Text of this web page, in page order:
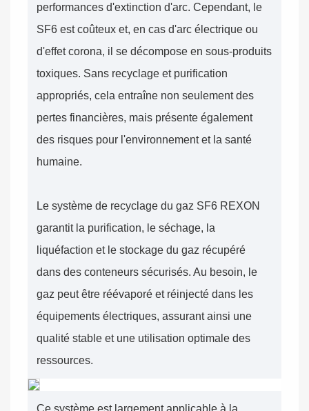
performances d'extinction d'arc. Cependant, le
SF6 est coûteux et, en cas d'arc électrique ou
d'effet corona, il se décompose en sous-produits
toxiques. Sans recyclage et purification
appropriés, cela entraîne non seulement des
pertes financières, mais présente également
des risques pour l'environnement et la santé
humaine.
Le système de recyclage du gaz SF6 REXON
garantit la purification, le séchage, la
liquéfaction et le stockage du gaz récupéré
dans des conteneurs sécurisés. Au besoin, le
gaz peut être réévaporé et réinjecté dans les
équipements électriques, assurant ainsi une
qualité stable et une utilisation optimale des
ressources.
Ce système est largement applicable à la